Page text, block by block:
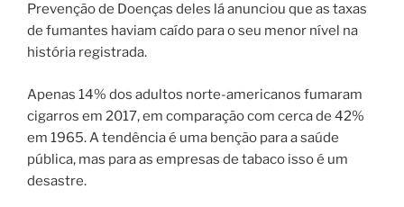
Prevenção de Doenças deles lá anunciou que as taxas
de fumantes haviam caído para o seu menor nível na
história registrada.
Apenas 14% dos adultos norte-americanos fumaram
cigarros em 2017, em comparação com cerca de 42%
em 1965. A tendência é uma benção para a saúde
pública, mas para as empresas de tabaco isso é um
desastre.